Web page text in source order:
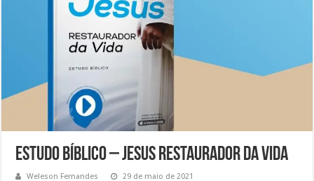
Estudo Bíblico – Jesus restaurador da vida
Weleson Fernandes
29 de maio de 2021